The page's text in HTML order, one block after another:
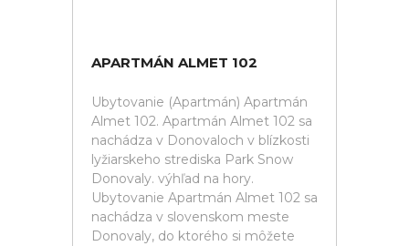
APARTMÁN ALMET 102
Ubytovanie (Apartmán) Apartmán
Almet 102. Apartmán Almet 102 sa
nachádza v Donovaloch v blízkosti
lyžiarskeho strediska Park Snow
Donovaly. výhľad na hory.
Ubytovanie Apartmán Almet 102 sa
nachádza v slovenskom meste
Donovaly, do ktorého si môžete